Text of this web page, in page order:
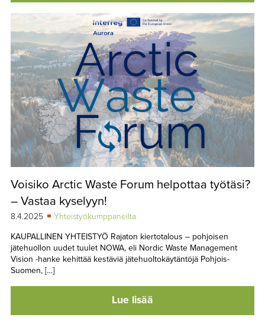
Voisiko Arctic Waste Forum helpottaa työtäsi?
– Vastaa kyselyyn!
8.4.2025
Yhteistyökumppaneilta
KAUPALLINEN YHTEISTYÖ Rajaton kiertotalous – pohjoisen
jätehuollon uudet tuulet NOWA, eli Nordic Waste Management
Vision -hanke kehittää kestäviä jätehuoltokäytäntöjä Pohjois-
Suomen, […]
Lue lisää